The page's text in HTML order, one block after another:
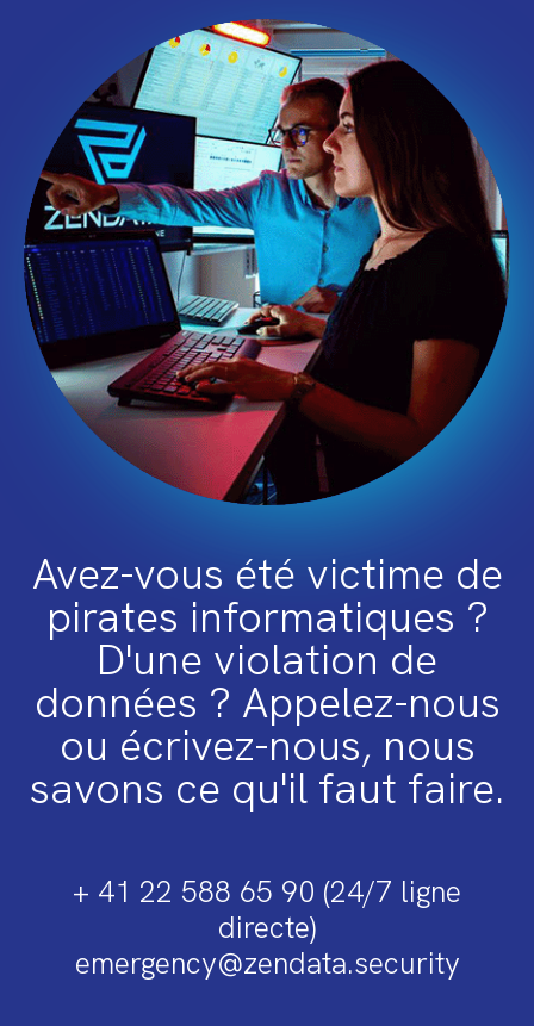
Avez-vous été victime de
pirates informatiques ?
D'une violation de
données ? Appelez-nous
ou écrivez-nous, nous
savons ce qu'il faut faire.
+ 41 22 588 65 90 (24/7 ligne
directe)
emergency@zendata.security